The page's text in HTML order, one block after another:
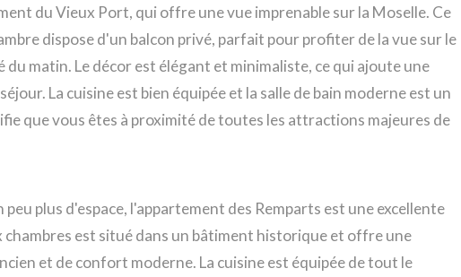
du Vieux Port, qui offre une vue imprenable sur la Moselle. Ce
dispose d'un balcon privé, parfait pour profiter de la vue sur le
matin. Le décor est élégant et minimaliste, ce qui ajoute une
La cuisine est bien équipée et la salle de bain moderne est un
que vous êtes à proximité de toutes les attractions majeures de
plus d'espace, l'appartement des Remparts est une excellente
est situé dans un bâtiment historique et offre une
et de confort moderne. La cuisine est équipée de tout le